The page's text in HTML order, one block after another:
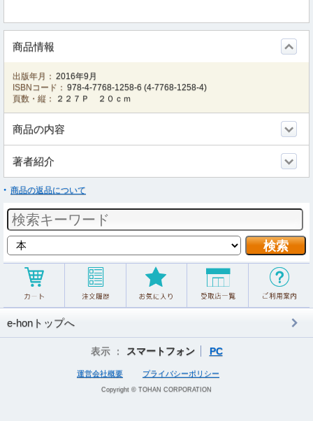
商品情報
出版年月： 2016年9月
ISBNコード： 978-4-7768-1258-6 (4-7768-1258-4)
頁数・縦：
２２７Ｐ ２０ｃｍ
商品の内容
著者紹介
商品の返品について
e-honトップへ
表示 ： スマートフォン PC
運営会社概要 プライバシーポリシー
Copyright © TOHAN CORPORATION